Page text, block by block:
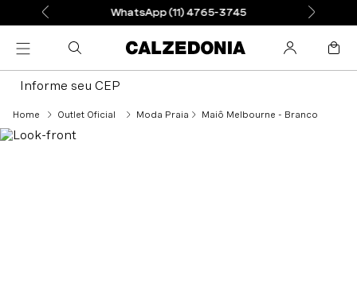
WhatsApp (11) 4765-3745
Informe seu CEP
Outlet Oficial Moda Praia Maiô Melbourne - Branco